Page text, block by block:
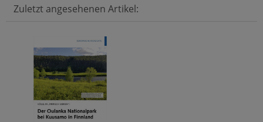
Zuletzt angesehenen Artikel: